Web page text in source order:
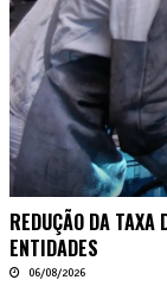
REDUÇÃO DA TAXA
ENTIDADES
06/08/2026